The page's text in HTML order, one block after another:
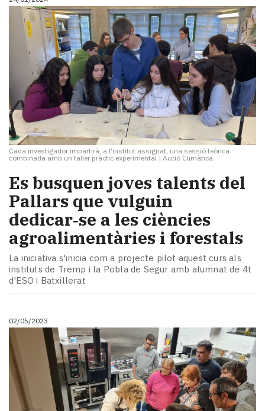
Cada investigador impartirà, a l'institut assignat, una sessió teòrica
combinada amb un taller pràctic experimental | Acció Climàtica
Es busquen joves talents del
Pallars que vulguin
dedicar‑se a les ciències
agroalimentàries i forestals
La iniciativa s'inicia com a projecte pilot aquest curs als
instituts de Tremp i la Pobla de Segur amb alumnat de 4t
d'ESO i Batxillerat
02/05/2023